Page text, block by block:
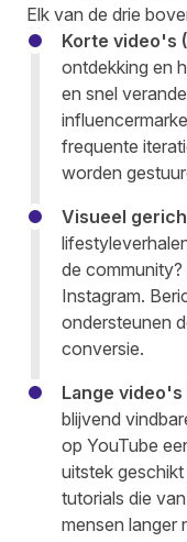
Elk van de drie
Korte video's
ontdekking en
en snel
frequente
worden
Visueel
de
Instagram.
ondersteunen
conversie.
Lange video's
blijvend
op YouTube
uitstek
tutorials die
mensen langer